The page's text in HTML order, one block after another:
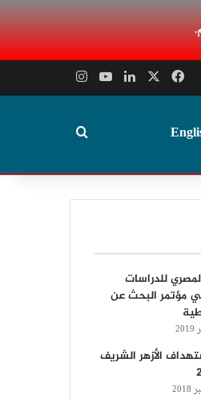
فيسبوك لينكدإن‫YouTubeانستقرام
بحث عن
للدراسات
مؤتمر البحث عن
الأزهر الشريف